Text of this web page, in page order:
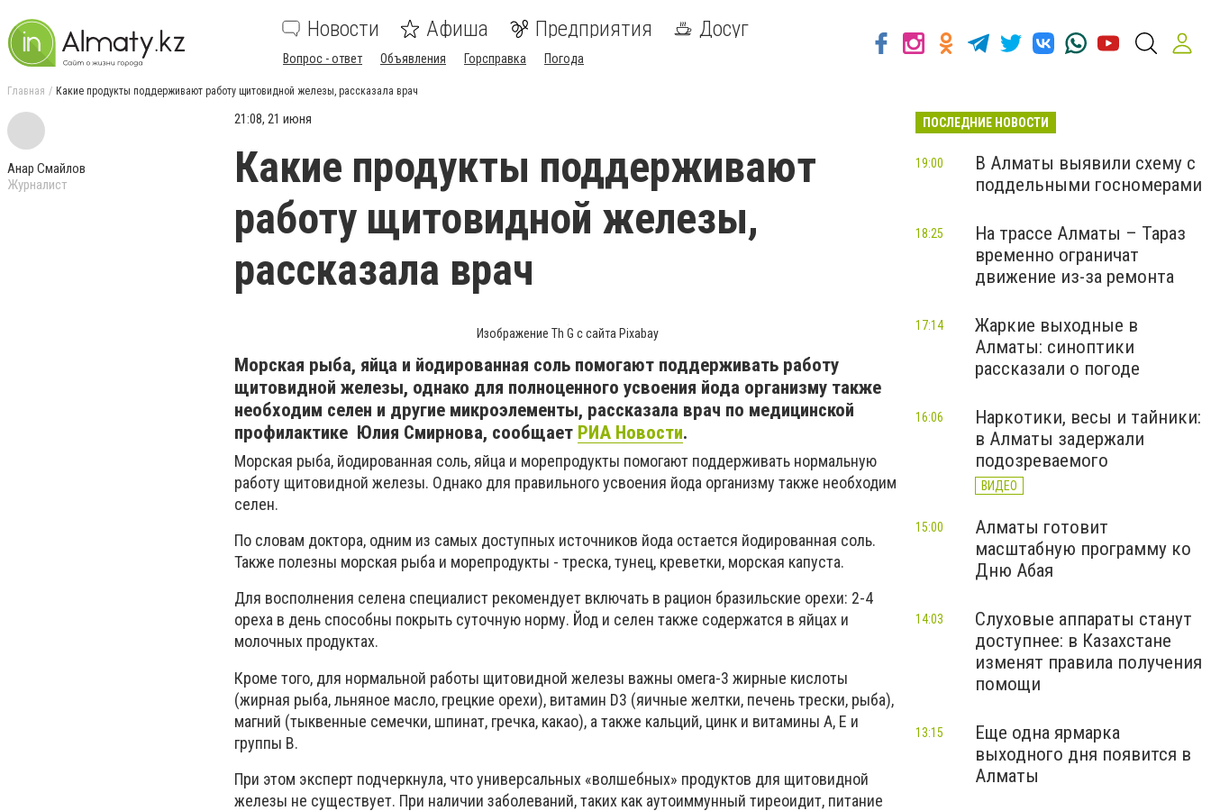
Новости Афиша Предприятия Досуг
Вопрос - ответ Объявления Горсправка Погода
Главная Какие продукты поддерживают работу щитовидной железы, рассказала врач
Анар Смайлов
Журналист
21:08, 21 июня
Какие продукты поддерживают
работу щитовидной железы,
рассказала врач
Изображение Th G с сайта Pixabay
Морская рыба, яйца и йодированная соль помогают поддерживать работу
щитовидной железы, однако для полноценного усвоения йода организму также
необходим селен и другие микроэлементы, рассказала врач по медицинской
профилактике Юлия Смирнова, cообщает РИА Новости.
Морская рыба, йодированная соль, яйца и морепродукты помогают поддерживать нормальную
работу щитовидной железы. Однако для правильного усвоения йода организму также необходим
селен.
По cловам доктора, одним из самых доступных источников йода остается йодированная соль.
Также полезны морская рыба и морепродукты - треска, тунец, креветки, морская капуста.
Для восполнения селена специалист рекомендует включать в рацион бразильские орехи: 2-4
ореха в день способны покрыть суточную норму. Йод и селен также содержатся в яйцах и
молочных продуктах.
Кроме того, для нормальной работы щитовидной железы важны омега-3 жирные кислоты
(жирная рыба, льняное масло, грецкие орехи), витамин D3 (яичные желтки, печень трески, рыба),
магний (тыквенные семечки, шпинат, гречка, какао), а также кальций, цинк и витамины A, E и
группы B.
При этом эксперт подчеркнула, что универсальных «волшебных» продуктов для щитовидной
железы не существует. При наличии заболеваний, таких как аутоиммунный тиреоидит, питание
ПОСЛЕДНИЕ НОВОСТИ
В Алматы выявили схему с
поддельными госномерами
19:00
На трассе Алматы – Тараз
временно ограничат
движение из-за ремонта
18:25
Жаркие выходные в
Алматы: синоптики
рассказали о погоде
17:14
Наркотики, весы и тайники:
в Алматы задержали
подозреваемого
ВИДЕО
16:06
Алматы готовит
масштабную программу ко
Дню Абая
15:00
Слуховые аппараты станут
доступнее: в Казахстане
изменят правила получения
помощи
14:03
Еще одна ярмарка
выходного дня появится в
Алматы
13:15